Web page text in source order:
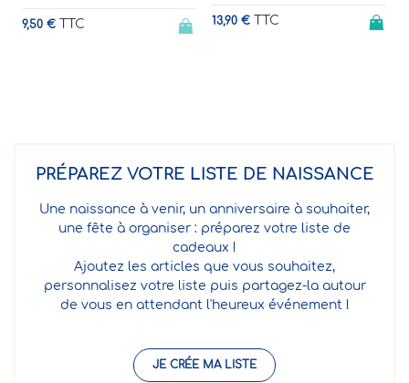
9,50 €TTC 13,90 € TTC
PRÉPAREZ VOTRE LISTE DE NAISSANCE
Une naissance à venir, un anniversaire à souhaiter,
une fête à organiser : préparez votre liste de
cadeaux !
Ajoutez les articles que vous souhaitez,
personnalisez votre liste puis partagez-la autour
de vous en attendant l'heureux événement !
JE CRÉE MA LISTE